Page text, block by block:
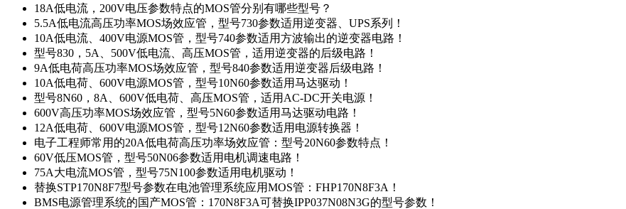
18A低电流，200V电压参数特点的MOS管分别有哪些型号？
5.5A低电流高压功率MOS场效应管，型号730参数适用逆变器、UPS系列！
10A低电流、400V电源MOS管，型号740参数适用方波输出的逆变器电路！
型号830，5A、500V低电流、高压MOS管，适用逆变器的后级电路！
9A低电荷高压功率MOS场效应管，型号840参数适用逆变器后级电路！
10A低电荷、600V电源MOS管，型号10N60参数适用马达驱动！
型号8N60，8A、600V低电荷、高压MOS管，适用AC-DC开关电源！
600V高压功率MOS场效应管，型号5N60参数适用马达驱动电路！
12A低电荷、600V电源MOS管，型号12N60参数适用电源转换器！
电子工程师常用的20A低电荷高压功率场效应管：型号20N60参数特点！
60V低压MOS管，型号50N06参数适用电机调速电路！
75A大电流MOS管，型号75N100参数适用电机驱动！
替换STP170N8F7型号参数在电池管理系统应用MOS管：FHP170N8F3A！
BMS电源管理系统的国产MOS管：170N8F3A可替换IPP037N08N3G的型号参数！